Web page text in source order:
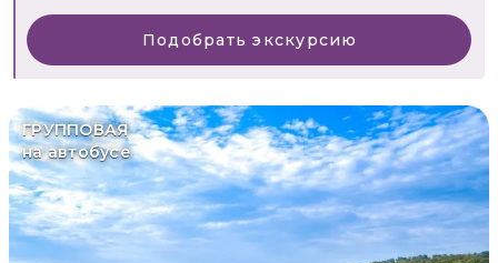
Подобрать экскурсию
ГРУППОВАЯ
на автобусе